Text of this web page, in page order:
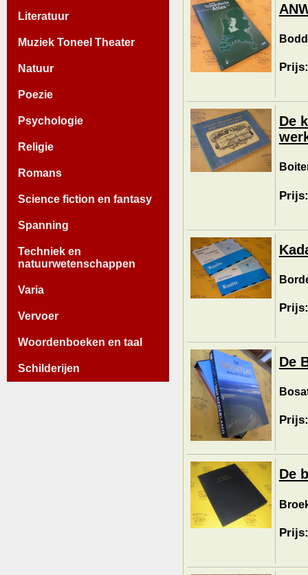
Literatuur
Muziek Toneel Theater
Natuur
Poezie
Psychologie
Religie
Romans
Science fiction en fantasy
Spanning
Techniek en
natuurwetenschappen
Varia
Vervoer
Woordenboeken en taal
Schilderijen
De
De
De